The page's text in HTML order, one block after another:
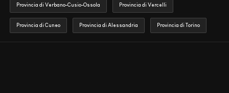
Provincia di Verbano-Cusio-Ossola Provincia di Vercelli
Provincia di Cuneo Provincia di Alessandria Provincia di Torino